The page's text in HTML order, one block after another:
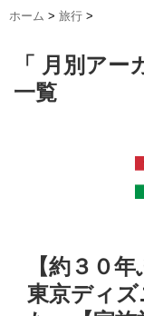
ホーム > 旅行 >
「 月別アー
一覧
【約３０
東京ディ